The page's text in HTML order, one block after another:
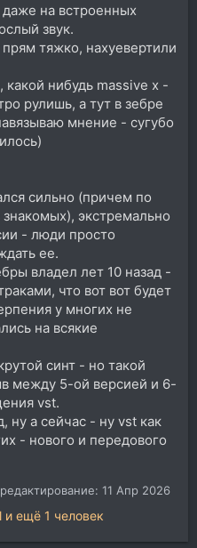
на встроенных
звук.
тяжко, нахуевертили
нибудь massive x -
рулишь, а тут в зебре
мнение - сугубо
сильно (причем по
экстремально
- люди просто
ее.
владел лет 10 назад -
что вот вот будет
у многих не
на всякие
синт - но такой
между 5-ой версией и 6-
vst.
ну а сейчас - ну vst как
- нового и передового
11 Апр 2026
и ещё 1 человек